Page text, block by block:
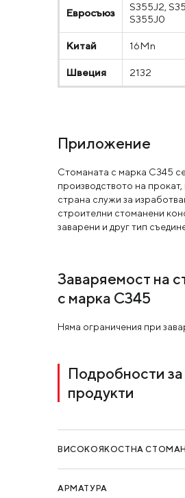
Евросъюз
S355J2,
S355J0
Китай 16Mn
Швеция 2132
Приложение
Стоманата с марка C345
производството на прокат,
страна служи за
строителни стоманени
заварени и друг тип
Заваряемост на
с марка С345
Няма ограничения при
Подробности за
продукти
ВИСОКОЯКОСТНА
АРМАТУРА